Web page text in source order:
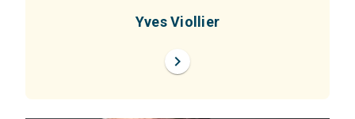
Yves Viollier
chevron_right